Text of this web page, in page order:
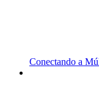
Conectando a